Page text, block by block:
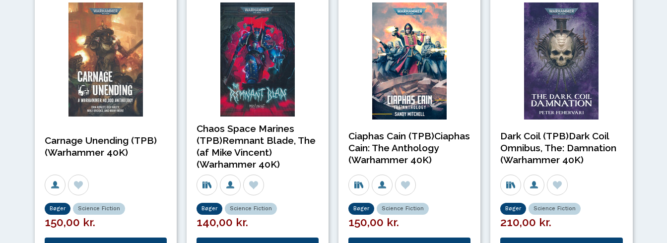
Carnage Unending (TPB)
(Warhammer 40K)
Bøger Science Fiction
150,00 kr.
Chaos Space Marines
(TPB)Remnant Blade, The
(af Mike Vincent)
(Warhammer 40K)
Bøger Science Fiction
140,00 kr.
Ciaphas Cain (TPB)Ciaphas
Cain: The Anthology
(Warhammer 40K)
Bøger Science Fiction
150,00 kr.
Dark Coil (TPB)Dark Coil
Omnibus, The: Damnation
(Warhammer 40K)
Bøger Science Fiction
210,00 kr.